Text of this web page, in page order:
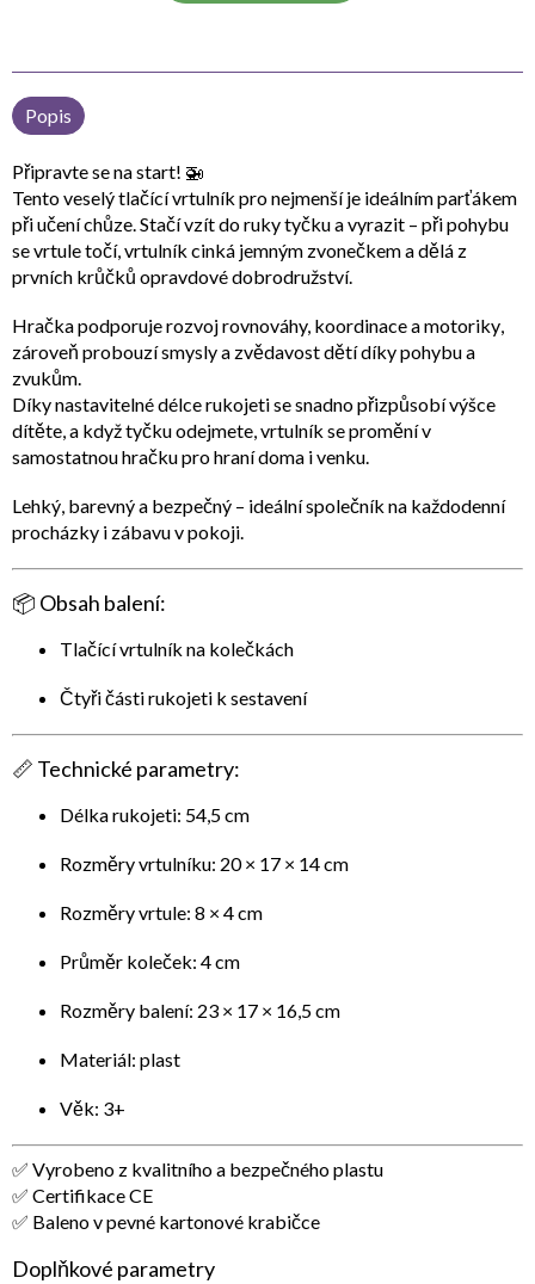
Popis
Připravte se na start! 🚁
Tento veselýtlačící vrtulník pro nejmenšíje ideálním parťákem
při učení chůze. Stačí vzít do ruky tyčku a vyrazit – při pohybu
se vrtule točí, vrtulník cinká jemným zvonečkem a dělá z
prvních krůčků opravdové dobrodružství.
Hračka podporujerozvoj rovnováhy, koordinace a motoriky,
zároveň probouzísmysly a zvědavostdětí díky pohybu a
zvukům.
Díkynastavitelné délce rukojetise snadno přizpůsobí výšce
dítěte, a když tyčku odejmete, vrtulník se promění v
samostatnou hračkupro hraní doma i venku.
Lehký, barevný a bezpečný – ideální společník na každodenní
procházky i zábavu v pokoji.
📦 Obsah balení:
Tlačící vrtulník na kolečkách
Čtyři části rukojeti k sestavení
📏 Technické parametry:
Délka rukojeti: 54,5 cm
Rozměry vrtulníku: 20 × 17 × 14 cm
Rozměry vrtule: 8 × 4 cm
Průměr koleček: 4 cm
Rozměry balení: 23 × 17 × 16,5 cm
Materiál: plast
Věk: 3+
✅ Vyrobeno z kvalitního a bezpečného plastu
✅ Certifikace CE
✅ Baleno v pevné kartonové krabičce
Doplňkové parametry